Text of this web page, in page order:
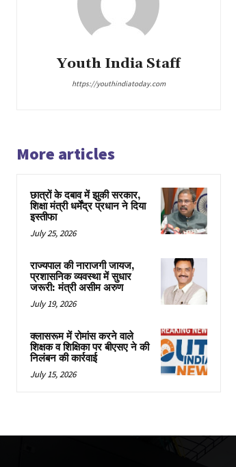
Youth India Staff
https://youthindiatoday.com
More articles
छात्रों के दबाव में झुकी सरकार,
शिक्षा मंत्री धर्मेंद्र प्रधान ने दिया
इस्तीफा
July 25, 2026
राज्यपाल की नाराजगी जायज,
प्रशासनिक व्यवस्था में सुधार
जरूरी: मंत्री असीम अरुण
July 19, 2026
क्लासरूम में रोमांस करने वाले
शिक्षक व शिक्षिका पर बीएसए ने की
निलंबन की कार्रवाई
July 15, 2026